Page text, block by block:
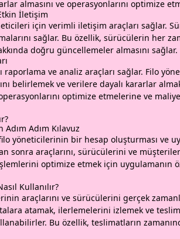
almasını ve operasyonlarını optimize
İletişim
için verimli iletişim araçları sağlar.
sağlar. Bu özellik, sürücülerin her
doğru güncellemeler almasını sağlar.
raporlama ve analiz araçları sağlar. Filo
belirlemek ve verilere dayalı kararlar
optimize etmelerine ve
Adım Kılavuz
yöneticilerinin bir hesap oluşturması ve
sonra araçlarını, sürücülerini ve
optimize etmek için uygulamanın
Kullanılır?
araçlarını ve sürücülerini gerçek
atamak, ilerlemelerini izlemek ve
Bu özellik, teslimatların